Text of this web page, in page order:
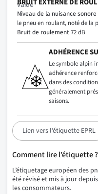
BRUIT EXTERNE DE
Niveau de la nuisance
le pneu en roulant, noté de la
Bruit de roulement72 dB
ADHÉRENCE
Le symbole alpin
adhérence
dans des
généralement
saisons.
Lien vers l’étiquette EPRL
Comment lire l’étiquette ?
L’étiquetage européen des
été révisé et mis à jour
les consommateurs.